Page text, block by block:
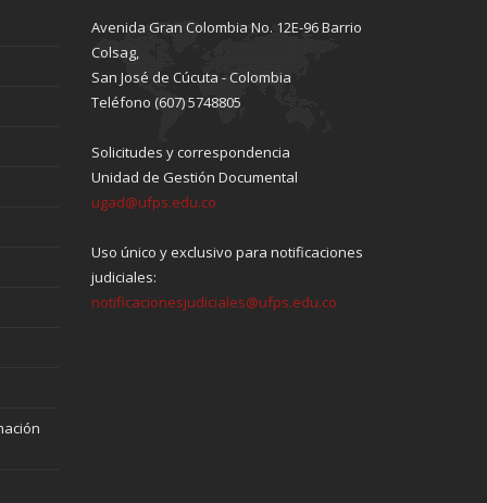
Avenida Gran Colombia No. 12E-96 Barrio
Colsag,
San José de Cúcuta - Colombia
Teléfono (607) 5748805
Solicitudes y correspondencia
Unidad de Gestión Documental
ugad@ufps.edu.co
Uso único y exclusivo para notificaciones
judiciales:
notificacionesjudiciales@ufps.edu.co